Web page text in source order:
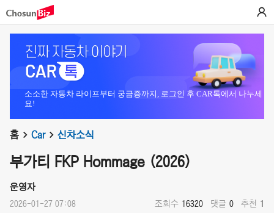
소소한 자동차 라이프부터 궁금증까지, 로그인 후 CAR톡에서 나누세
요!
홈 Car 신차소식
부가티 FKP Hommage (2026)
운영자
2026-01-27 07:08 조회수 16320 댓글 0 추천 1